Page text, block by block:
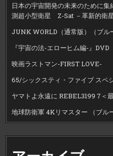
日本の宇宙開発の未来のために
測超小型衛星 Z-Sat －革新的衛
JUNK WORLD（通常版）（ブル
『宇宙の法-エローヒム編-』DVD
映画ラストマン-FIRST LOVE-
65/シックスティ・ファイブ スペ
ヤマトよ永遠に REBEL3199 7＜
地球防衛軍 4Kリマスター （ブル